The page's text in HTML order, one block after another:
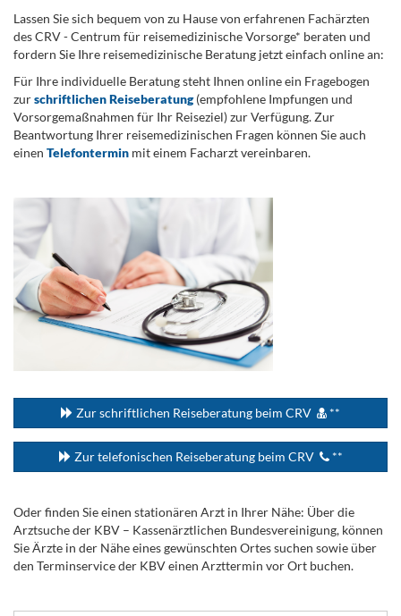
Lassen Sie sich bequem von zu Hause von erfahrenen Fachärzten
des CRV - Centrum für reisemedizinische Vorsorge* beraten und
fordern Sie Ihre reisemedizinische Beratung jetzt einfach online an:
Für Ihre individuelle Beratung steht Ihnen online ein Fragebogen
zurschriftlichen Reiseberatung(empfohlene Impfungen und
Vorsorgemaßnahmen für Ihr Reiseziel) zur Verfügung. Zur
Beantwortung Ihrer reisemedizinischen Fragen können Sie auch
einen Telefontermin mit einem Facharzt vereinbaren.
Zur schriftlichen Reiseberatung beim CRV **
Zur telefonischen Reiseberatung beim CRV **
Oder finden Sie einen stationären Arzt in Ihrer Nähe: Über die
Arztsuche der KBV – Kassenärztlichen Bundesvereinigung, können
Sie Ärzte in der Nähe eines gewünschten Ortes suchen sowie über
den Terminservice der KBV einen Arzttermin vor Ort buchen.